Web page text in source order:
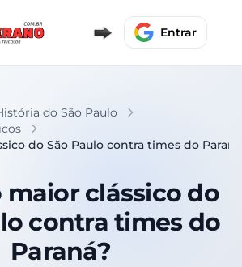
Entrar
do São Paulo
do São Paulo contra times do
maior clássico do
contra times do
Paraná?